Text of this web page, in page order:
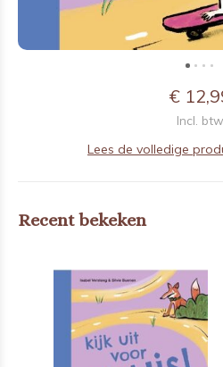
€
Incl. btw
Lees de volledige
Recent bekeken